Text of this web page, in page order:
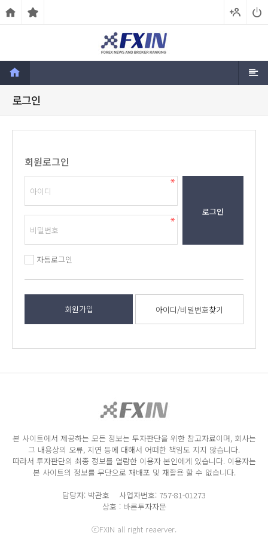
로그인
회원로그인
로그인
자동로그인
회원가입 아이디/비밀번호찾기
본 사이트에서 제공하는 모든 정보는 투자판단을 위한 참고자료이며, 회사는
그 내용상의 오류, 지연 등에 대해서 어떠한 책임도 지지 않습니다.
따라서 투자판단의 최종 정보를 열람한 이용자 본인에게 있습니다. 이용자는
본 사이트의 정보를 무단으로 재배포 및 재활용 할 수 없습니다.
담당자: 박관호 사업자번호: 757-81-01273
상호 : 바른투자자문
ⓒFXIN all right reaerver.